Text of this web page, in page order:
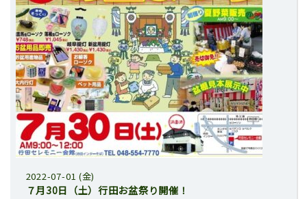
2022-07-01 (金)
７月30日（土）行田お盆祭り開催！